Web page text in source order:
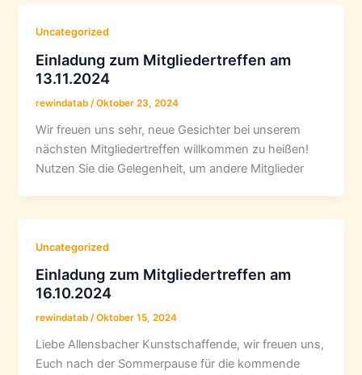
Uncategorized
Einladung zum Mitgliedertreffen am
13.11.2024
rewindatab /Oktober 23, 2024
Wir freuen uns sehr, neue Gesichter bei unserem
nächsten Mitgliedertreffen willkommen zu heißen!
Nutzen Sie die Gelegenheit, um andere Mitglieder
Uncategorized
Einladung zum Mitgliedertreffen am
16.10.2024
rewindatab/Oktober 15, 2024
Liebe Allensbacher Kunstschaffende, wir freuen uns,
Euch nach der Sommerpause für die kommende